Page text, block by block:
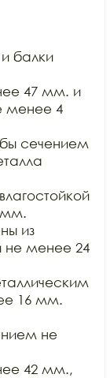
балки
47 мм. и
менее 4
сечением
мм.
из
не менее 24
16 мм.
не
42 мм.,